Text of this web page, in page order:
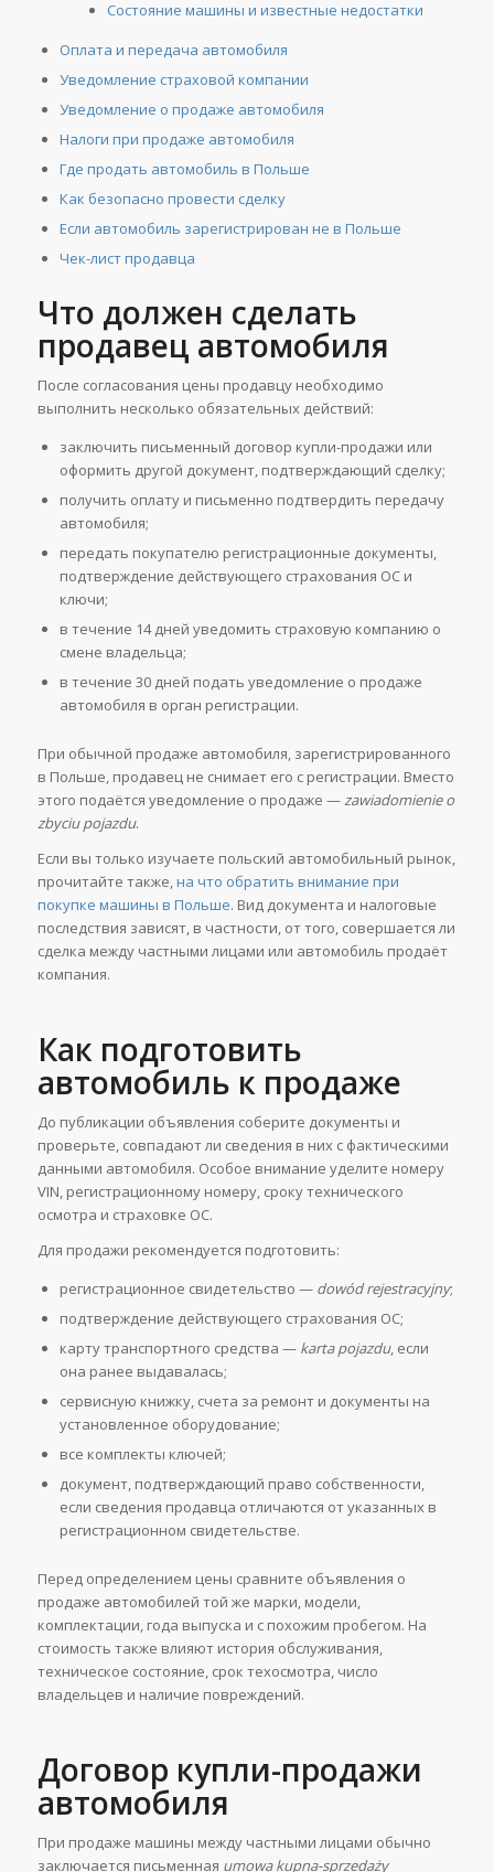
Состояние машины и известные недостатки
Оплата и передача автомобиля
Уведомление страховой компании
Уведомление о продаже автомобиля
Налоги при продаже автомобиля
Где продать автомобиль в Польше
Как безопасно провести сделку
Если автомобиль зарегистрирован не в Польше
Чек-лист продавца
Что должен сделать
продавец автомобиля
После согласования цены продавцу необходимо
выполнить несколько обязательных действий:
заключить письменный договор купли-продажи или
оформить другой документ, подтверждающий сделку;
получить оплату и письменно подтвердить передачу
автомобиля;
передать покупателю регистрационные документы,
подтверждение действующего страхования OC и
ключи;
в течение 14 дней уведомить страховую компанию о
смене владельца;
в течение 30 дней подать уведомление о продаже
автомобиля в орган регистрации.
При обычной продаже автомобиля, зарегистрированного
в Польше, продавец не снимает его с регистрации. Вместо
этого подаётся уведомление о продаже —zawiadomienie o
zbyciu pojazdu.
Если вы только изучаете польский автомобильный рынок,
прочитайте также,на что обратить внимание при
покупке машины в Польше. Вид документа и налоговые
последствия зависят, в частности, от того, совершается ли
сделка между частными лицами или автомобиль продаёт
компания.
Как подготовить
автомобиль к продаже
До публикации объявления соберите документы и
проверьте, совпадают ли сведения в них с фактическими
данными автомобиля. Особое внимание уделите номеру
VIN, регистрационному номеру, сроку технического
осмотра и страховке OC.
Для продажи рекомендуется подготовить:
регистрационное свидетельство — dowód rejestracyjny;
подтверждение действующего страхования OC;
карту транспортного средства — karta pojazdu, если
она ранее выдавалась;
сервисную книжку, счета за ремонт и документы на
установленное оборудование;
все комплекты ключей;
документ, подтверждающий право собственности,
если сведения продавца отличаются от указанных в
регистрационном свидетельстве.
Перед определением цены сравните объявления о
продаже автомобилей той же марки, модели,
комплектации, года выпуска и с похожим пробегом. На
стоимость также влияют история обслуживания,
техническое состояние, срок техосмотра, число
владельцев и наличие повреждений.
Договор купли-продажи
автомобиля
При продаже машины между частными лицами обычно
заключается письменная umowa kupna-sprzedaży